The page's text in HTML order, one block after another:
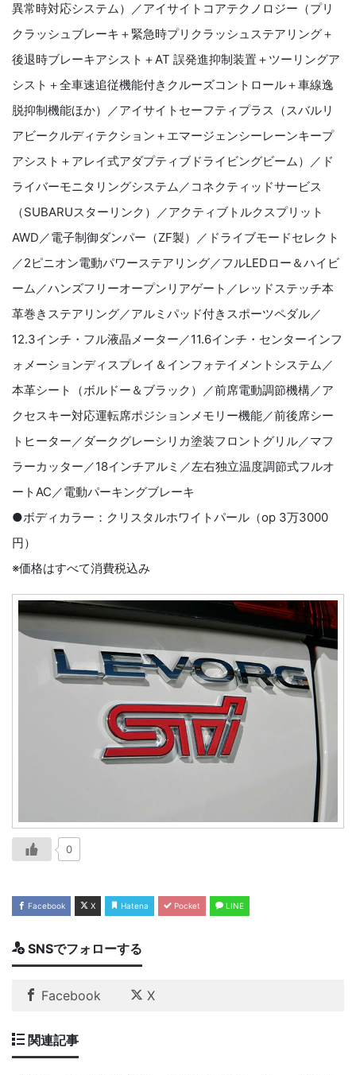
異常時対応システム）／アイサイトコアテクノロジー（プリ
クラッシュブレーキ＋緊急時プリクラッシュステアリング＋
後退時ブレーキアシスト＋AT 誤発進抑制装置＋ツーリングア
シスト＋全車速追従機能付きクルーズコントロール＋車線逸
脱抑制機能ほか）／アイサイトセーフティプラス（スバルリ
アビークルディテクション＋エマージェンシーレーンキープ
アシスト＋アレイ式アダプティブドライビングビーム）／ド
ライバーモニタリングシステム／コネクティッドサービス
（SUBARUスターリンク）／アクティブトルクスプリット
AWD／電子制御ダンパー（ZF製）／ドライブモードセレクト
／2ピニオン電動パワーステアリング／フルLEDロー＆ハイビ
ーム／ハンズフリーオープンリアゲート／レッドステッチ本
革巻きステアリング／アルミパッド付きスポーツペダル／
12.3インチ・フル液晶メーター／11.6インチ・センターインフ
ォメーションディスプレイ＆インフォテイメントシステム／
本革シート（ボルドー＆ブラック）／前席電動調節機構／ア
クセスキー対応運転席ポジションメモリー機能／前後席シー
トヒーター／ダークグレーシリカ塗装フロントグリル／マフ
ラーカッター／18インチアルミ／左右独立温度調節式フルオ
ートAC／電動パーキングブレーキ
●ボディカラー：クリスタルホワイトパール（op 3万3000
円）
※価格はすべて消費税込み
0
Facebook X Hatena Pocket LINE
SNSでフォローする
Facebook X
関連記事